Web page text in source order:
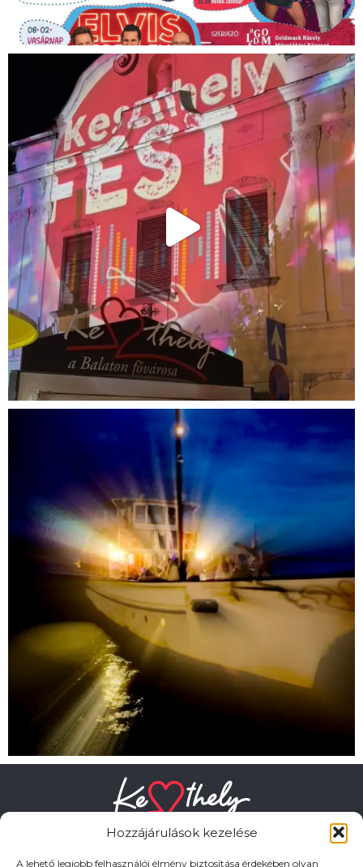
Hozzájárulások kezelése
A lehető legjobb felhasználói élmény biztosítása érdekében olyan